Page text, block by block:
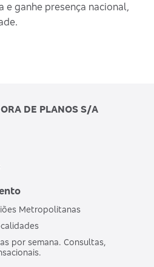
e ganhe presença nacional,
DE PLANOS S/A
Metropolitanas
por semana. Consultas,